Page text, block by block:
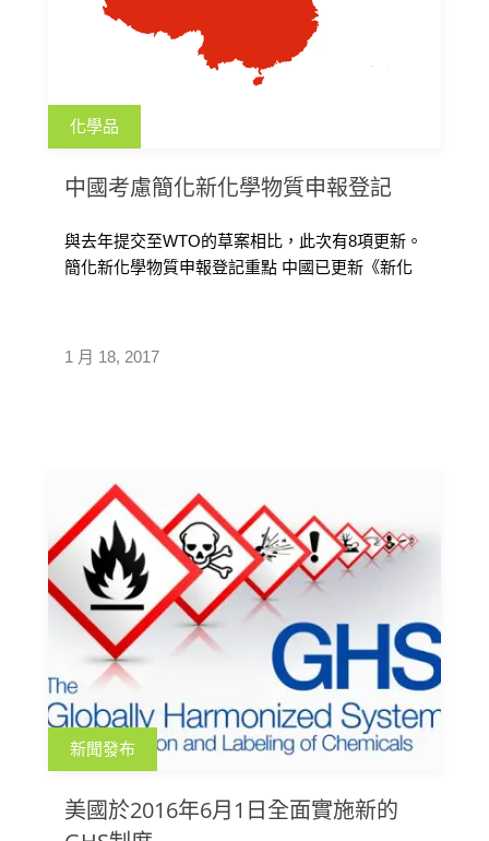
化學品
中國考慮簡化新化學物質申報登記
1 月 18, 2017
與去年提交至WTO的草案相比，此次有8項更新。
簡化新化學物質申報登記重點 中國已更新《新化
新聞發布
美國於2016年6月1日全面實施新的